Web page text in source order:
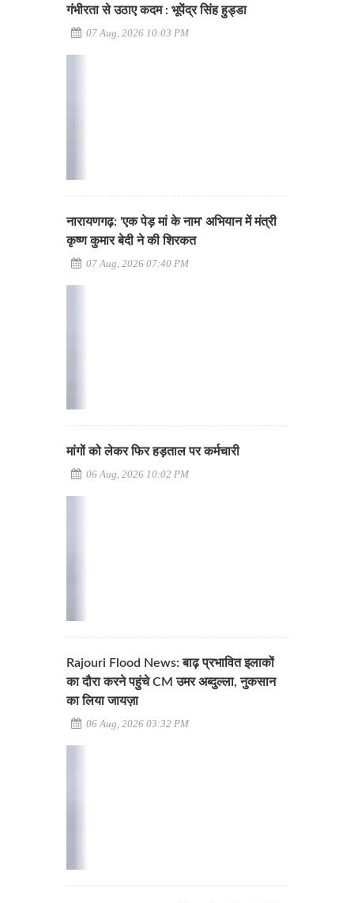
गंभीरता से उठाए कदम : भूपेंद्र सिंह हुड्डा
07 Aug, 2026 10:03 PM
नारायणगढ़: 'एक पेड़ मां के नाम' अभियान में मंत्री
कृष्ण कुमार बेदी ने की शिरकत
07 Aug, 2026 07:40 PM
मांगों को लेकर फिर हड़ताल पर कर्मचारी
06 Aug, 2026 10:02 PM
Rajouri Flood News: बाढ़ प्रभावित इलाकों
का दौरा करने पहुंचे CM उमर अब्दुल्ला, नुकसान
का लिया जायज़ा
06 Aug, 2026 03:32 PM